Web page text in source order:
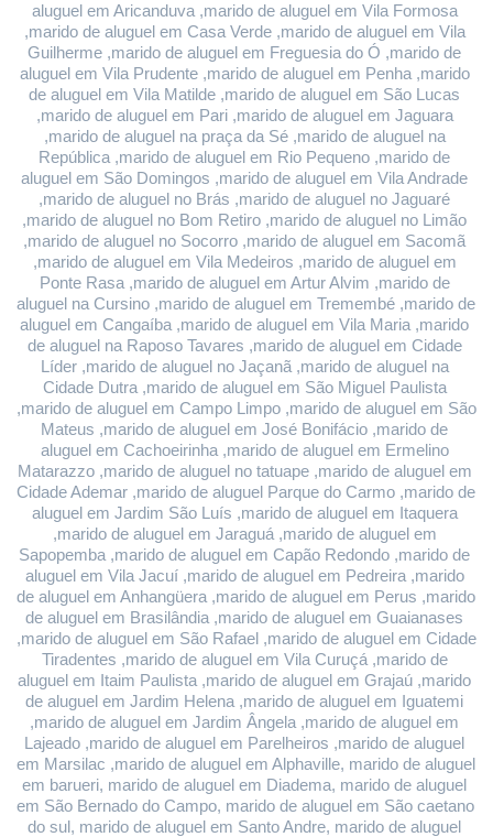
aluguel em Aricanduva ,marido de aluguel em Vila Formosa
,marido de aluguel em Casa Verde ,marido de aluguel em Vila
Guilherme ,marido de aluguel em Freguesia do Ó ,marido de
aluguel em Vila Prudente ,marido de aluguel em Penha ,marido
de aluguel em Vila Matilde ,marido de aluguel em São Lucas
,marido de aluguel em Pari ,marido de aluguel em Jaguara
,marido de aluguel na praça da Sé ,marido de aluguel na
República ,marido de aluguel em Rio Pequeno ,marido de
aluguel em São Domingos ,marido de aluguel em Vila Andrade
,marido de aluguel no Brás ,marido de aluguel no Jaguaré
,marido de aluguel no Bom Retiro ,marido de aluguel no Limão
,marido de aluguel no Socorro ,marido de aluguel em Sacomã
,marido de aluguel em Vila Medeiros ,marido de aluguel em
Ponte Rasa ,marido de aluguel em Artur Alvim ,marido de
aluguel na Cursino ,marido de aluguel em Tremembé ,marido de
aluguel em Cangaíba ,marido de aluguel em Vila Maria ,marido
de aluguel na Raposo Tavares ,marido de aluguel em Cidade
Líder ,marido de aluguel no Jaçanã ,marido de aluguel na
Cidade Dutra ,marido de aluguel em São Miguel Paulista
,marido de aluguel em Campo Limpo ,marido de aluguel em São
Mateus ,marido de aluguel em José Bonifácio ,marido de
aluguel em Cachoeirinha ,marido de aluguel em Ermelino
Matarazzo ,marido de aluguel no tatuape ,marido de aluguel em
Cidade Ademar ,marido de aluguel Parque do Carmo ,marido de
aluguel em Jardim São Luís ,marido de aluguel em Itaquera
,marido de aluguel em Jaraguá ,marido de aluguel em
Sapopemba ,marido de aluguel em Capão Redondo ,marido de
aluguel em Vila Jacuí ,marido de aluguel em Pedreira ,marido
de aluguel em Anhangüera ,marido de aluguel em Perus ,marido
de aluguel em Brasilândia ,marido de aluguel em Guaianases
,marido de aluguel em São Rafael ,marido de aluguel em Cidade
Tiradentes ,marido de aluguel em Vila Curuçá ,marido de
aluguel em Itaim Paulista ,marido de aluguel em Grajaú ,marido
de aluguel em Jardim Helena ,marido de aluguel em Iguatemi
,marido de aluguel em Jardim Ângela ,marido de aluguel em
Lajeado ,marido de aluguel em Parelheiros ,marido de aluguel
em Marsilac ,marido de aluguel em Alphaville, marido de aluguel
em barueri, marido de aluguel em Diadema, marido de aluguel
em São Bernado do Campo, marido de aluguel em São caetano
do sul, marido de aluguel em Santo Andre, marido de aluguel